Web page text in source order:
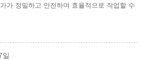
가 정밀하고 안전하며 효율적으로 작업할 수
일